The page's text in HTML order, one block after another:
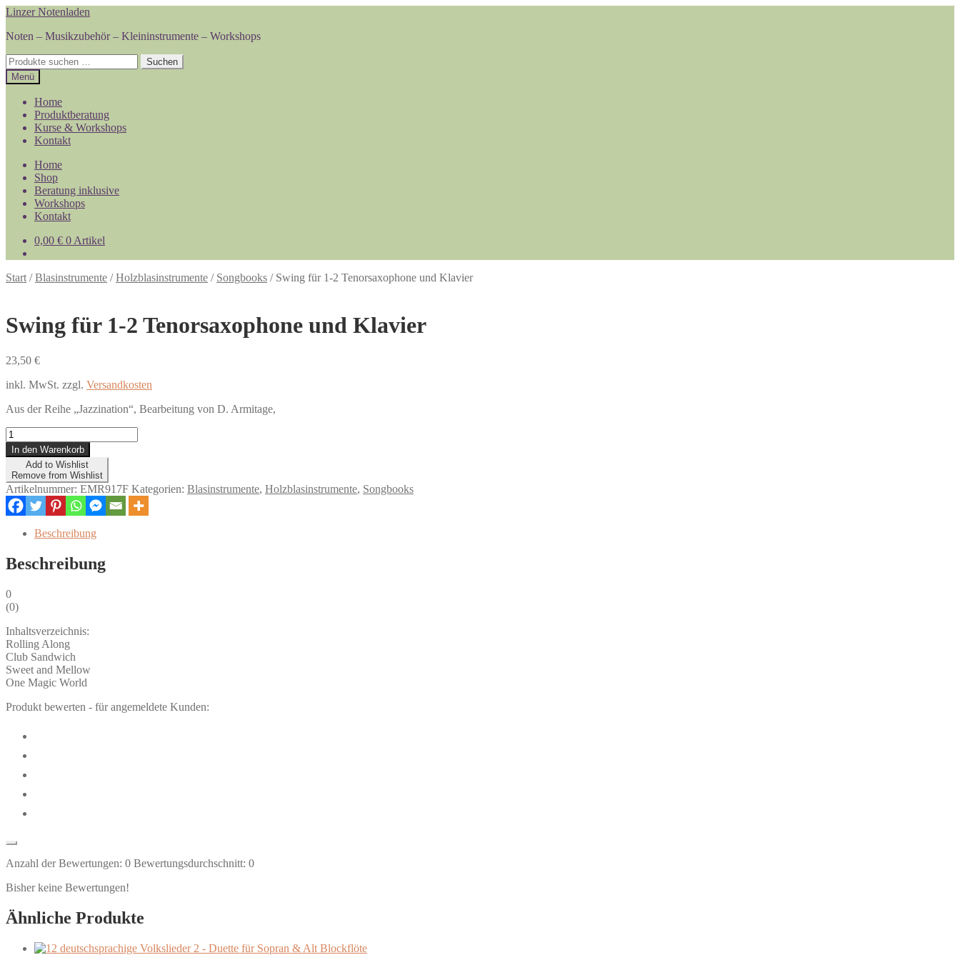
Zur
springen
Zum
springen
Linzer Notenladen
Noten – Musikzubehör – Kleininstrumente – Workshops
Suchen
nach:
Suchen
Menü
Home
Produktberatung
Kurse & Workshops
Kontakt
Home
Shop
Beratung inklusive
Workshops
Kontakt
0,00 € 0 Artikel
Start /Blasinstrumente /Holzblasinstrumente / Songbooks / Swing für 1-2 Tenorsaxophone und Klavier
Swing für 1-2 Tenorsaxophone und Klavier
23,50 €
inkl. MwSt. zzgl. Versandkosten
Aus der Reihe „Jazzination“, Bearbeitung von D. Armitage,
Swing
für
1-
Tenorsaxophone
und
Klavier
In den Warenkorb
Add to Wishlist
Remove from Wishlist
Artikelnummer: EMR917F Kategorien: Blasinstrumente, Holzblasinstrumente, Songbooks
Beschreibung
Beschreibung
0
(0)
Inhaltsverzeichnis:
Rolling Along
Club Sandwich
Sweet and Mellow
One Magic World
Produkt bewerten - für angemeldete Kunden:
Anzahl der Bewertungen: 0 Bewertungsdurchschnitt: 0
Bisher keine Bewertungen!
Ähnliche Produkte